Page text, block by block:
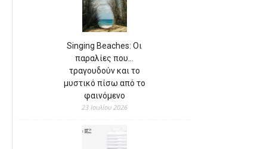
Singing Beaches: Οι
παραλίες που…
τραγουδούν και το
μυστικό πίσω από το
φαινόμενο
23 Ιουλίου 2026